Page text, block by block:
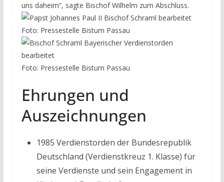
uns daheim”, sag­te Bischof Wil­helm zum Abschluss.
Foto: Pressestelle Bistum Passau
Foto: Pressestelle Bistum Passau
Ehrungen und
Auszeichnungen
1985 Ver­dienst­or­den der Bun­des­re­pu­blik
Deutsch­land (Ver­dienst­kreuz 1. Klas­se) für
sei­ne Ver­diens­te und sein Enga­ge­ment in